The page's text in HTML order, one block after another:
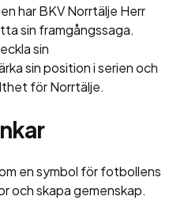
har BKV Norrtälje Herr
sin framgångssaga.
sin
sin position i serien och
för Norrtälje.
en symbol för fotbollens
och skapa gemenskap.